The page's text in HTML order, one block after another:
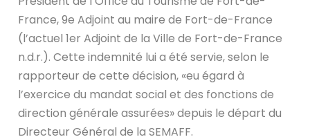
France, 9e Adjoint au maire de Fort-de-France
(l’actuel 1er Adjoint de la Ville de Fort-de-France
n.d.r.). Cette indemnité lui a été servie, selon le
rapporteur de cette décision, «eu égard à
l’exercice du mandat social et des fonctions de
direction générale assurées» depuis le départ du
Directeur Général de la SEMAFF.